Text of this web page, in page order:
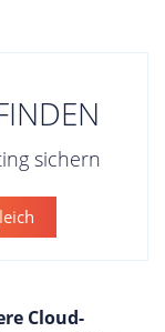
sichern
Cloud-